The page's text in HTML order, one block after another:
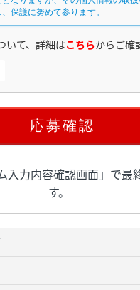
いて、詳細はこちらからご確
入力内容確認画面」で最
す。